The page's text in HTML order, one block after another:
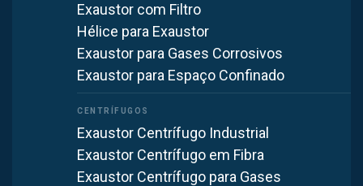
Exaustor com Filtro
Hélice para Exaustor
Exaustor para Gases Corrosivos
Exaustor para Espaço Confinado
Exaustor Centrífugo Industrial
Exaustor Centrífugo em Fibra
Exaustor Centrífugo para Gases
Ver mais artigos